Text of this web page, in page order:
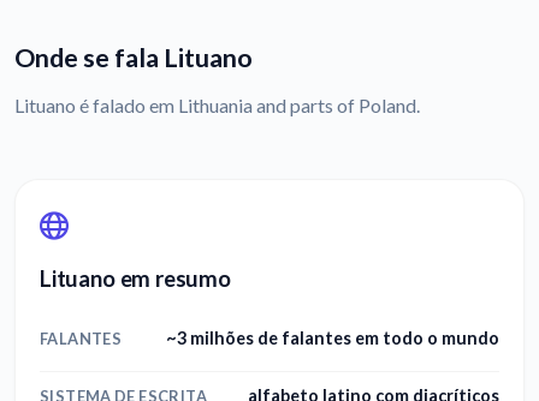
Onde se fala Lituano
Lituano é falado em Lithuania and parts of Poland.
Lituano em resumo
FALANTES ~3 milhões de falantes em todo o mundo
SISTEMA DE ESCRITA alfabeto latino com diacríticos